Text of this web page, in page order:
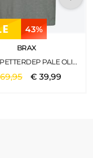
43%
BRAX
21-4768-PETTERDEP PALE OLIVE
69,95 €39,99